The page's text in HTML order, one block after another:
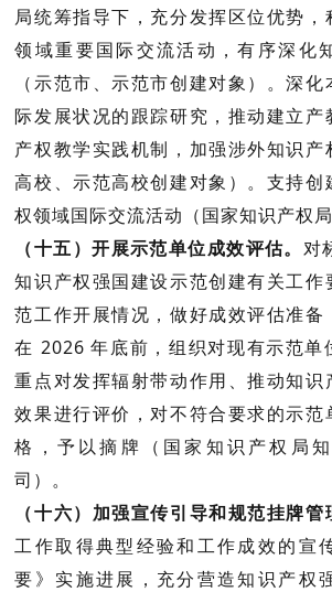
局统筹指导下，充分发挥区位优势，
领域重要国际交流活动，有序深化
（示范市、示范市创建对象）。深化
际发展状况的跟踪研究，推动建立产
产权教学实践机制， 加强涉外知识产
高校、示范高校创建对象 ）。支持
权领域国际交流活动（国家知识产权
（十五）开展示范单位成效评估。 对
知识产权强国建设示范创建有关工作
范工作开展情况，做好成效评估准备
在 2026年底前，组织对现有示范单
重点对发挥辐射带动作用、推动知识
效果进行评价，对不符合要求的示范
格，予以摘牌（ 国家知识产权局
司 ）。
（十六）加强宣传引导和规范挂牌管
工作取得典型经验和工作成效的宣
要》实施进展，充分营造知识产权